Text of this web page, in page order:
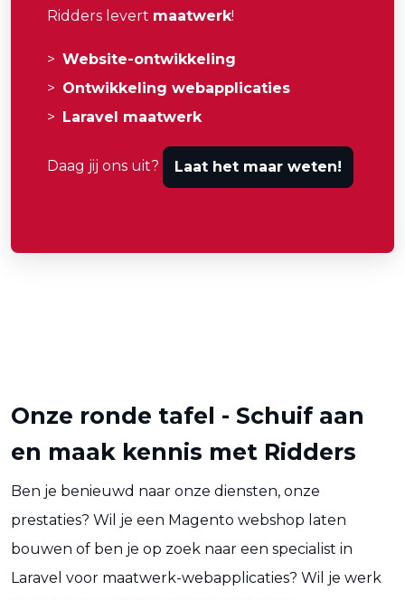
Ridders levert maatwerk!
Website-ontwikkeling
Ontwikkeling webapplicaties
Laravel maatwerk
Daag jij ons uit? Laat het maar weten!
Onze ronde tafel - Schuif aan
en maak kennis met Ridders
Ben je benieuwd naar onze diensten, onze
prestaties? Wil je een Magento webshop laten
bouwen of ben je op zoek naar een specialist in
Laravel voor maatwerk-webapplicaties? Wil je werk